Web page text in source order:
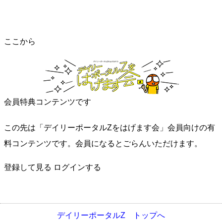
ここから
会員特典コンテンツです
この先は「デイリーポータルZをはげます会」会員向けの有
料コンテンツです。会員になるとごらんいただけます。
登録して見る ログインする
デイリーポータルZ トップへ